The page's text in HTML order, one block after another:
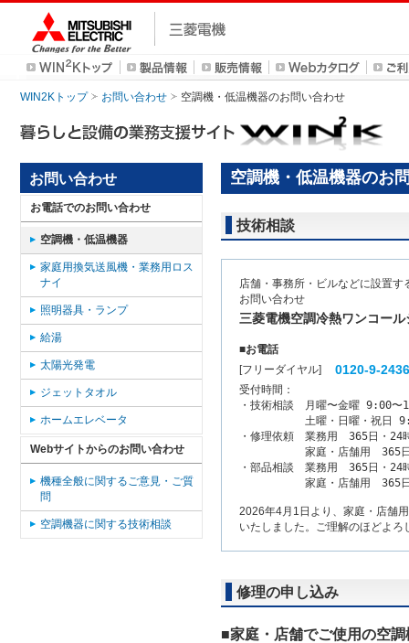
WIN2Kトップ お問い合わせ 空調機・低温機器のお問い合わせ
空調機・低温機器のお
技術相談
店舗・事務所・ビルなどに設置す
お問い合わせ
三菱電機空調冷熱ワンコール
■お電話
[フリーダイヤル]
0120-9-
受付時間：
・技術相談　月曜〜金曜 9:00〜
土曜・日曜・祝日
・修理依頼　業務用　365日・24
家庭・店舗用　365日
・部品相談　業務用　365日・24
2026年4月1日より、家庭・店舗
いたしました。ご理解のほどよろ
修理の申し込み
■家庭・店舗でご使用の空調
お問い合わせ
お電話でのお問い合わせ
空調機・低温機器
家庭用換気送風機・業務用ロス
ナイ
照明器具・ランプ
給湯
太陽光発電
ジェットタオル
ホームエレベータ
Webサイトからのお問い合わせ
機種全般に関するご意見・ご質
問
空調機器に関する技術相談